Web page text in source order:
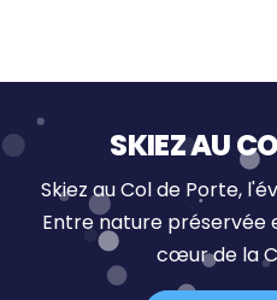
SKIEZ AU
Skiez au Col de Porte,
Entre nature préservée
cœur de la